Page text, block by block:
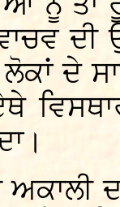
ਦੀ
ਦੇ
ਅਕਾਲੀ